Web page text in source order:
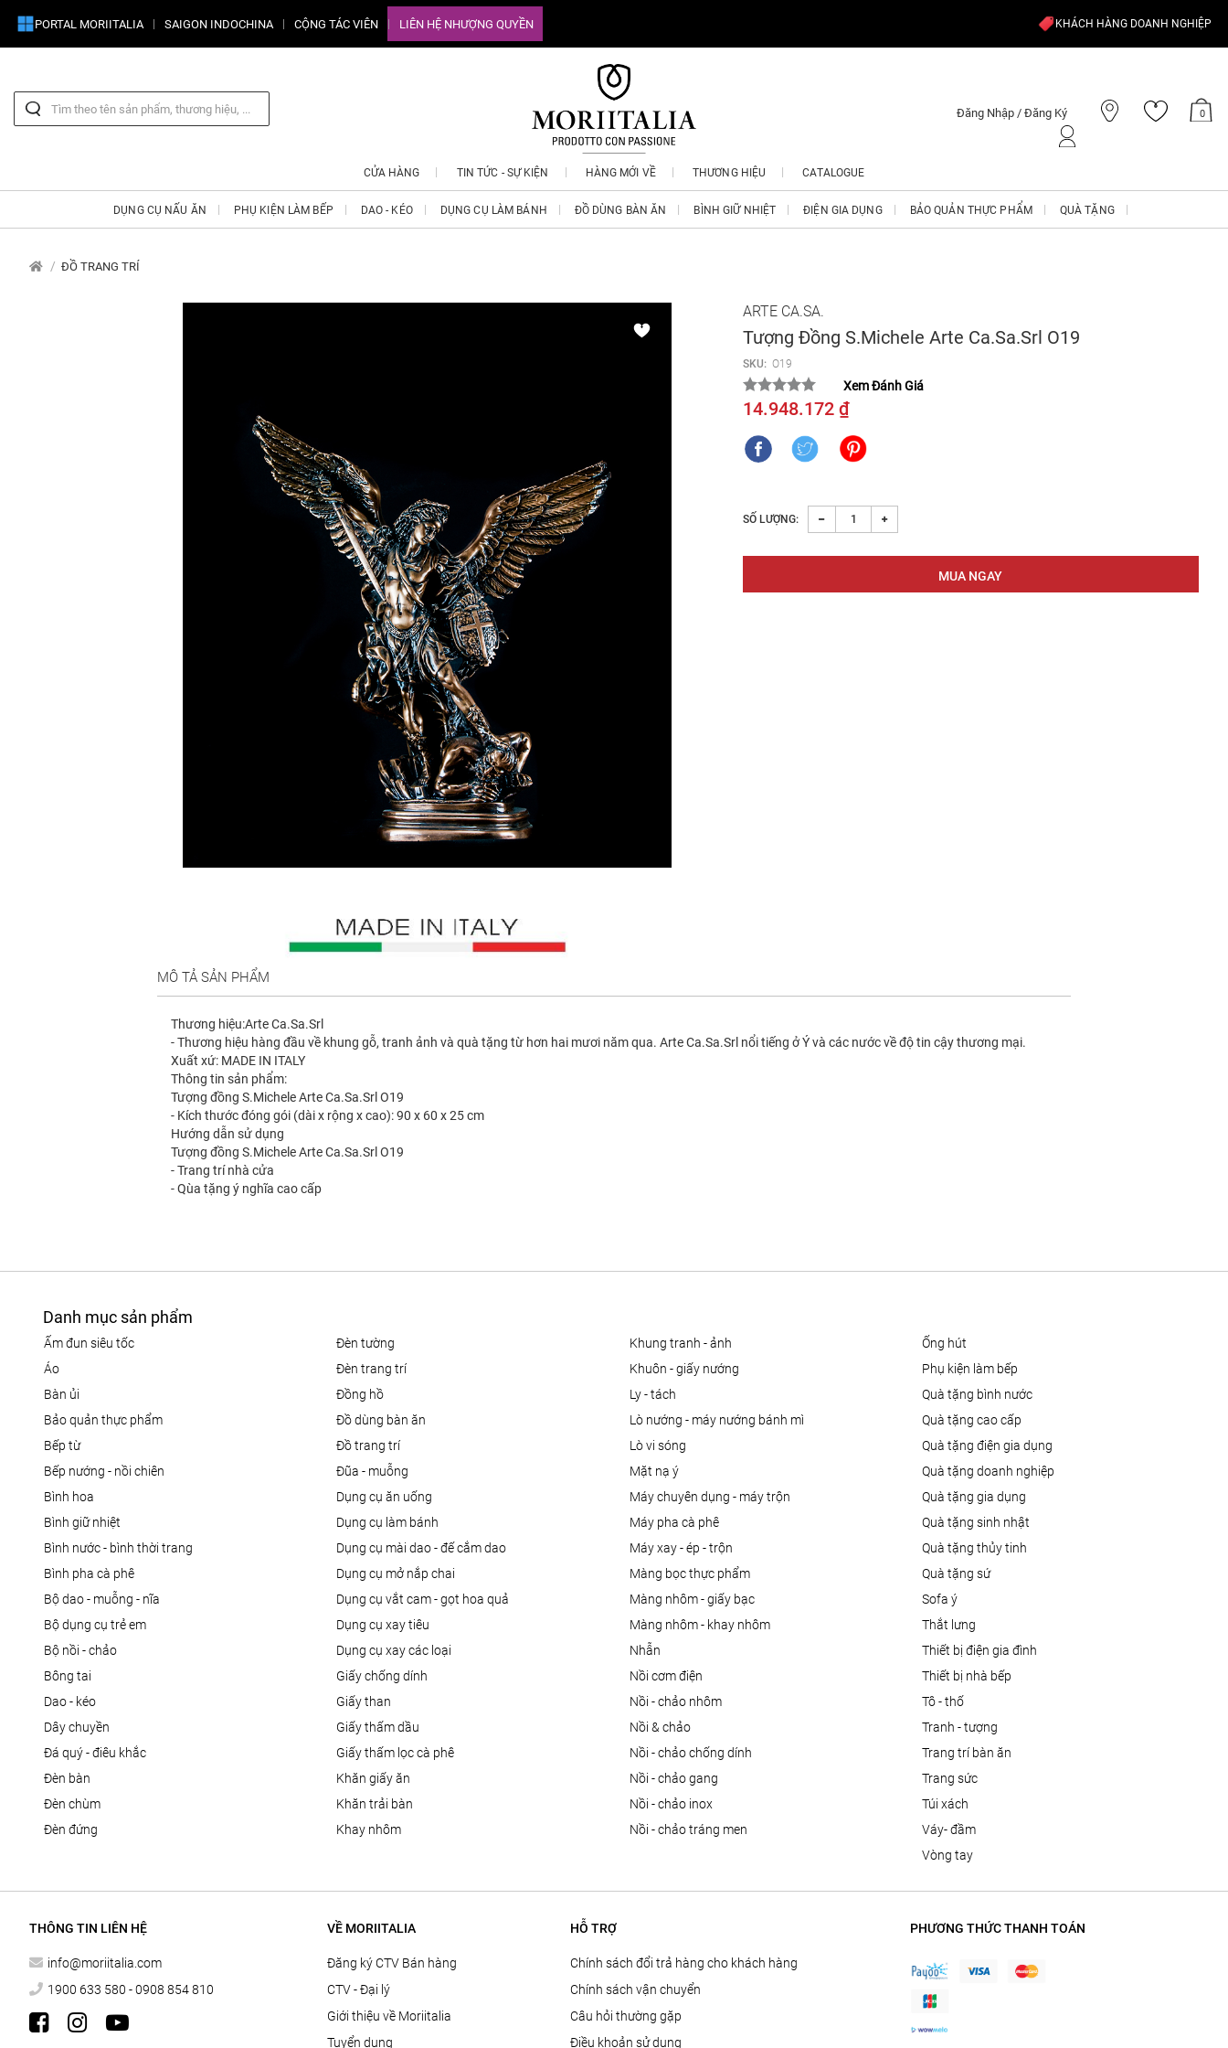
PORTAL MORIITALIA SAIGON INDOCHINA CỘNG TÁC VIÊN LIÊN HỆ NHƯỢNG QUYỀN KHÁCH HÀNG DOANH NGHIỆP
Đăng Nhập / Đăng Ký 0
CỬA HÀNG TIN TỨC - SỰ KIỆN HÀNG MỚI VỀ THƯƠNG HIỆU CATALOGUE
DỤNG CỤ NẤU ĂN PHỤ KIỆN LÀM BẾP DAO - KÉO DỤNG CỤ LÀM BÁNH ĐỒ DÙNG BÀN ĂN BÌNH GIỮ NHIỆT ĐIỆN GIA DỤNG BẢO QUẢN THỰC PHẨM QUÀ TẶNG
ĐỒ TRANG TRÍ
ARTE CA.SA.
Tượng Đồng S.Michele Arte Ca.Sa.Srl O19
SKU: O19
Xem Đánh Giá
14.948.172 ₫
SỐ LƯỢNG:
MÔ TẢ SẢN PHẨM
Thương hiệu:Arte Ca.Sa.Srl
- Thương hiệu hàng đầu về khung gỗ, tranh ảnh và quà tặng từ hơn hai mươi năm qua. Arte Ca.Sa.Srl nổi tiếng ở Ý và các nước về độ tin cậy thương mại.
Xuất xứ: MADE IN ITALY
Thông tin sản phẩm:
Tượng đồng S.Michele Arte Ca.Sa.Srl O19
- Kích thước đóng gói (dài x rộng x cao): 90 x 60 x 25 cm
Hướng dẫn sử dụng
Tượng đồng S.Michele Arte Ca.Sa.Srl O19
- Trang trí nhà cửa
- Qùa tặng ý nghĩa cao cấp
Danh mục sản phẩm
ấm đun siêu tốc
áo
bàn ủi
bảo quản thực phẩm
bếp từ
bếp nướng - nồi chiên
bình hoa
bình giữ nhiệt
bình nước - bình thời trang
bình pha cà phê
bộ dao - muỗng - nĩa
bộ dụng cụ trẻ em
bộ nồi - chảo
bông tai
dao - kéo
dây chuyền
đá quý - điêu khắc
đèn bàn
đèn chùm
đèn đứng
đèn tường
đèn trang trí
đồng hồ
đồ dùng bàn ăn
đồ trang trí
đũa - muỗng
dụng cụ ăn uống
dụng cụ làm bánh
dụng cụ mài dao - đế cắm dao
dụng cụ mở nắp chai
dụng cụ vắt cam - gọt hoa quả
dụng cụ xay tiêu
dụng cụ xay các loại
giấy chống dính
giấy than
giấy thấm dầu
giấy thấm lọc cà phê
khăn giấy ăn
khăn trải bàn
khay nhôm
khung tranh - ảnh
khuôn - giấy nướng
ly - tách
lò nướng - máy nướng bánh mì
lò vi sóng
mặt nạ ý
máy chuyên dụng - máy trộn
máy pha cà phê
máy xay - ép - trộn
màng bọc thực phẩm
màng nhôm - giấy bạc
màng nhôm - khay nhôm
nhẫn
nồi cơm điện
nồi - chảo nhôm
nồi & chảo
nồi - chảo chống dính
nồi - chảo gang
nồi - chảo inox
nồi - chảo tráng men
ống hút
phụ kiện làm bếp
quà tặng bình nước
quà tặng cao cấp
quà tặng điện gia dụng
quà tặng doanh nghiệp
quà tặng gia dụng
quà tặng sinh nhật
quà tặng thủy tinh
quà tặng sứ
sofa ý
thắt lưng
thiết bị điện gia đình
thiết bị nhà bếp
tô - thố
tranh - tượng
trang trí bàn ăn
trang sức
túi xách
váy- đầm
vòng tay
THÔNG TIN LIÊN HỆ
info@moriitalia.com
1900 633 580 - 0908 854 810
VỀ MORIITALIA
Đăng ký CTV Bán hàng
CTV - Đại lý
Giới thiệu về Moriitalia
Tuyển dụng
HỖ TRỢ
Chính sách đổi trả hàng cho khách hàng
Chính sách vận chuyển
Câu hỏi thường gặp
Điều khoản sử dụng
PHƯƠNG THỨC THANH TOÁN